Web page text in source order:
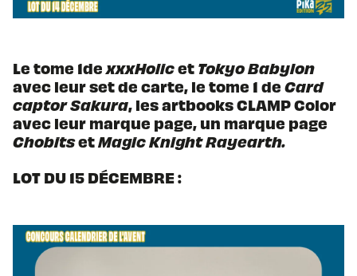
Le tome 1dexxxHolicet Tokyo Babylon
avec leur set de carte, le tome 1 de Card
captor Sakura, les artbooks CLAMP Color
avec leur marque page, un marque page
ChobitsetMagic Knight Rayearth.
LOT DU 15 DÉCEMBRE :